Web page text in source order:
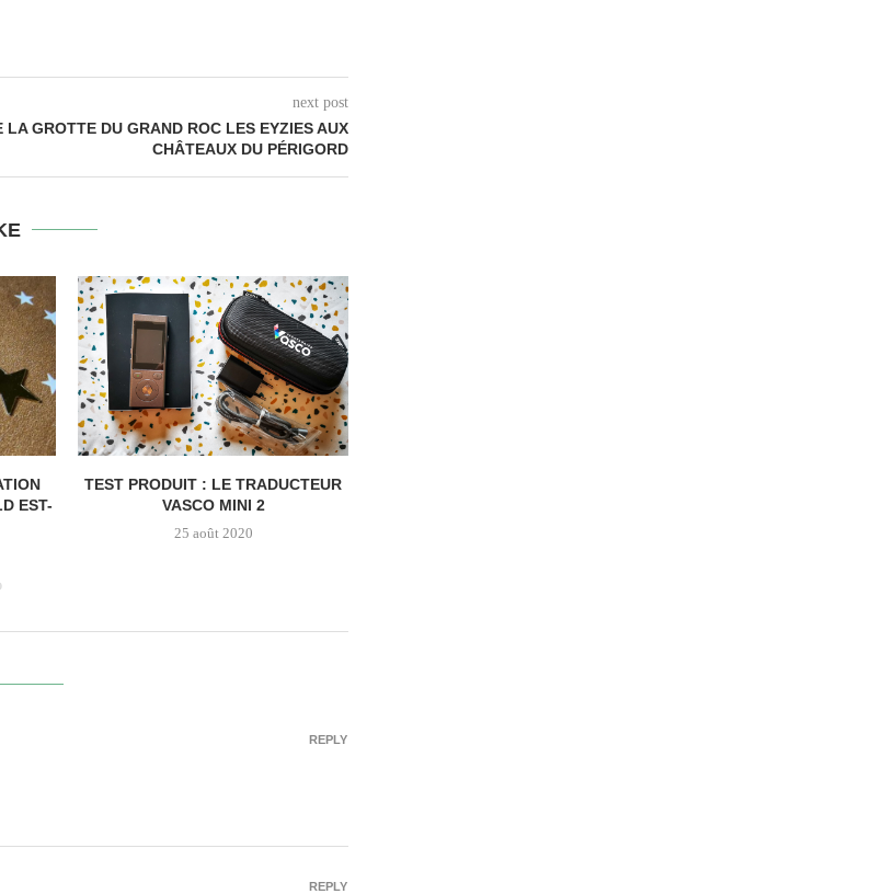
next post
LA GROTTE DU GRAND ROC LES EYZIES AUX
CHÂTEAUX DU PÉRIGORD
EST-
TEST PRODUIT : LE TRADUCTEUR
VASCO MINI 2
25 août 2020
REPLY
REPLY